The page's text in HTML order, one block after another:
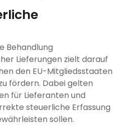
Behandlung
Lieferungen zielt darauf
den EU-Mitgliedsstaaten
fördern. Dabei gelten
für Lieferanten und
steuerliche Erfassung
sollen.